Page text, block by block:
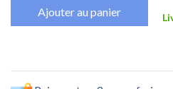
Ajouter au panier